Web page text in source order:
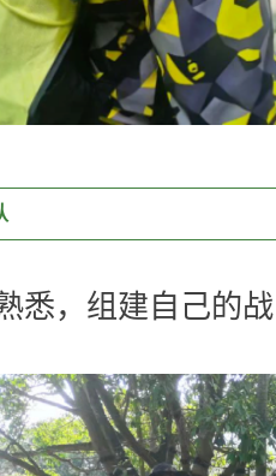
悉，组建自己的